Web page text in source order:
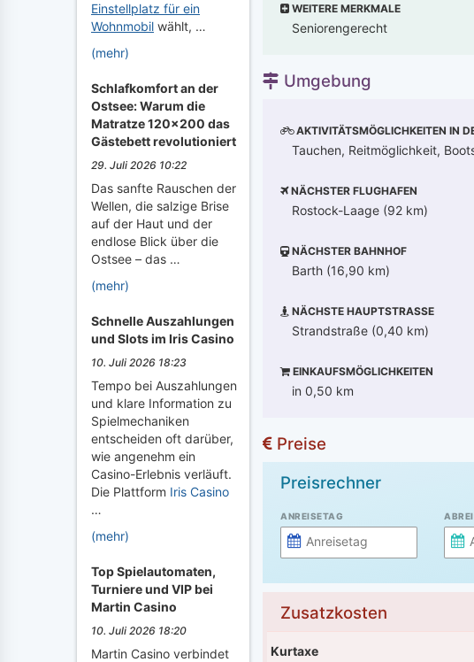
Einstellplatz für ein
Wohnmobil wählt, …
(mehr)
Schlafkomfort an der
Ostsee: Warum die
Matratze 120x200 das
Gästebett revolutioniert
29. Juli 2026 10:22
Das sanfte Rauschen der
Wellen, die salzige Brise
auf der Haut und der
endlose Blick über die
Ostsee – das …
(mehr)
Schnelle Auszahlungen
und Slots im Iris Casino
10. Juli 2026 18:23
Tempo bei Auszahlungen
und klare Information zu
Spielmechaniken
entscheiden oft darüber,
wie angenehm ein
Casino-Erlebnis verläuft.
Die Plattform Iris Casino
…
(mehr)
Top Spielautomaten,
Turniere und VIP bei
Martin Casino
10. Juli 2026 18:20
Martin Casino verbindet
WEITERE MERKMALE
Seniorengerecht
Umgebung
AKTIVITÄTSMÖGLICHKEITEN IN
Tauchen, Reitmöglichkeit,
NÄCHSTER FLUGHAFEN
Rostock-Laage (92 km)
NÄCHSTER BAHNHOF
Barth (16,90 km)
NÄCHSTE HAUPTSTRASSE
Strandstraße (0,40 km)
EINKAUFSMÖGLICHKEITEN
in 0,50 km
Preise
Preisrechner
ANREISETAG
Zusatzkosten
Kurtaxe